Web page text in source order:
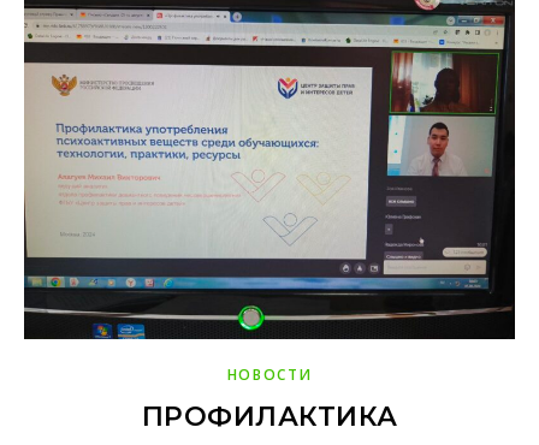
НОВОСТИ
ПРОФИЛАКТИКА